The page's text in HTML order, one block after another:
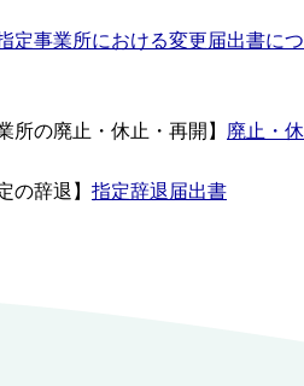
指定事業所における変更届出書につ
所の廃止・休止・再開】 廃止・
の辞退】 指定辞退届出書